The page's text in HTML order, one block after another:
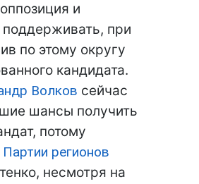
и
поддерживать, при
по этому округу
кандидата.
Волков сейчас
шансы получить
потому
Партии регионов
несмотря на